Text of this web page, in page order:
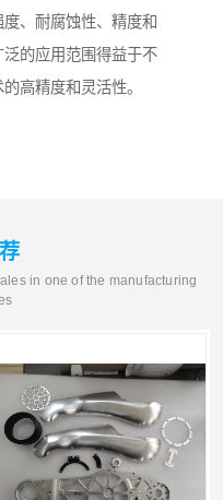
、耐腐蚀性、精度和
的应用范围得益于不
高精度和灵活性。
in one of the manufacturing